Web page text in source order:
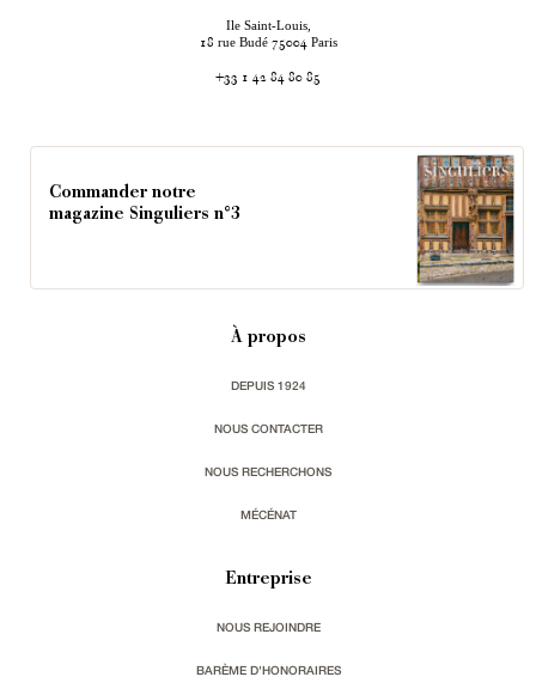
Ile Saint-Louis,
18 rue Budé 75004 Paris
+33 1 42 84 80 85
Commander notre
magazine Singuliers n°3
À propos
DEPUIS 1924
NOUS CONTACTER
NOUS RECHERCHONS
MÉCÉNAT
Entreprise
NOUS REJOINDRE
BARÈME D'HONORAIRES